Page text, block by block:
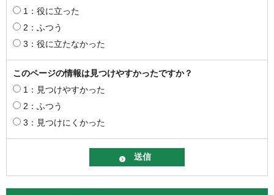
1：役に立った
2：ふつう
3：役に立たなかった
このページの情報は見つけやすかったですか？
1：見つけやすかった
2：ふつう
3：見つけにくかった